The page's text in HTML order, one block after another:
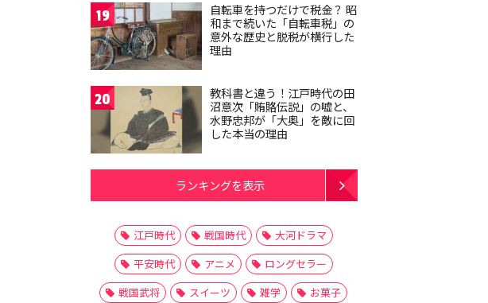
19
自転車を持つだけで税金？ 昭
和まで続いた「自転車税」の
意外な歴史と脱税が横行した
理由
20
教科書と違う！江戸時代の田
沼意次「賄賂伝説」の嘘と、
水野忠邦が「大奥」を敵に回
した本当の理由
ランキングを表示
江戸時代 戦国時代
大河ドラマ
平安時代
アニメ
ロングセラー
戦国武将
スイーツ 雑学
お菓子